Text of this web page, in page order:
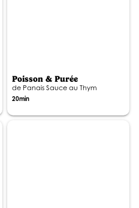
Poisson & Purée
de Panais Sauce au Thym
20min